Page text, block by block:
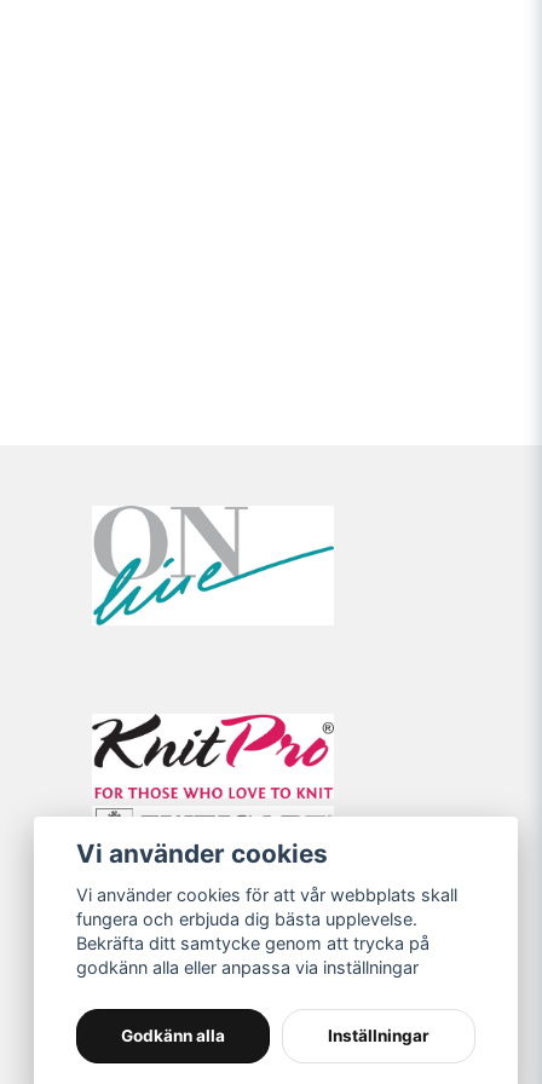
Vi använder cookies
Vi använder cookies för att vår webbplats skall
fungera och erbjuda dig bästa upplevelse.
Bekräfta ditt samtycke genom att trycka på
godkänn alla eller anpassa via inställningar
Godkänn alla Inställningar